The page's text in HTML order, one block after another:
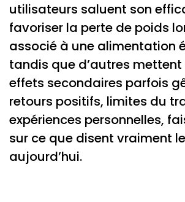
utilisateurs saluent son
favoriser la perte de poids
associé à une alimentation
tandis que d’autres
effets secondaires parfois
retours positifs, limites du
expériences personnelles,
sur ce que disent vraiment
aujourd’hui.